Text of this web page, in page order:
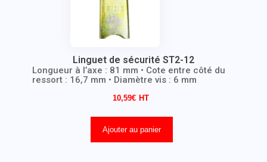
Linguet de sécurité ST2-12
Longueur à l’axe : 81 mm • Cote entre côté du
ressort : 16,7 mm • Diamètre vis : 6 mm
10,59€
Ajouter au panier